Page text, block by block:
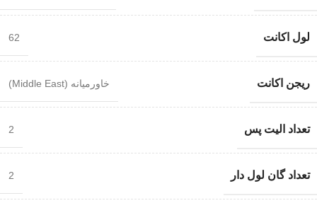
لول اکانت 62
ریجن اکانت خاورمیانه (Middle East)
تعداد الیت پس 2
تعداد گان لول دار 2